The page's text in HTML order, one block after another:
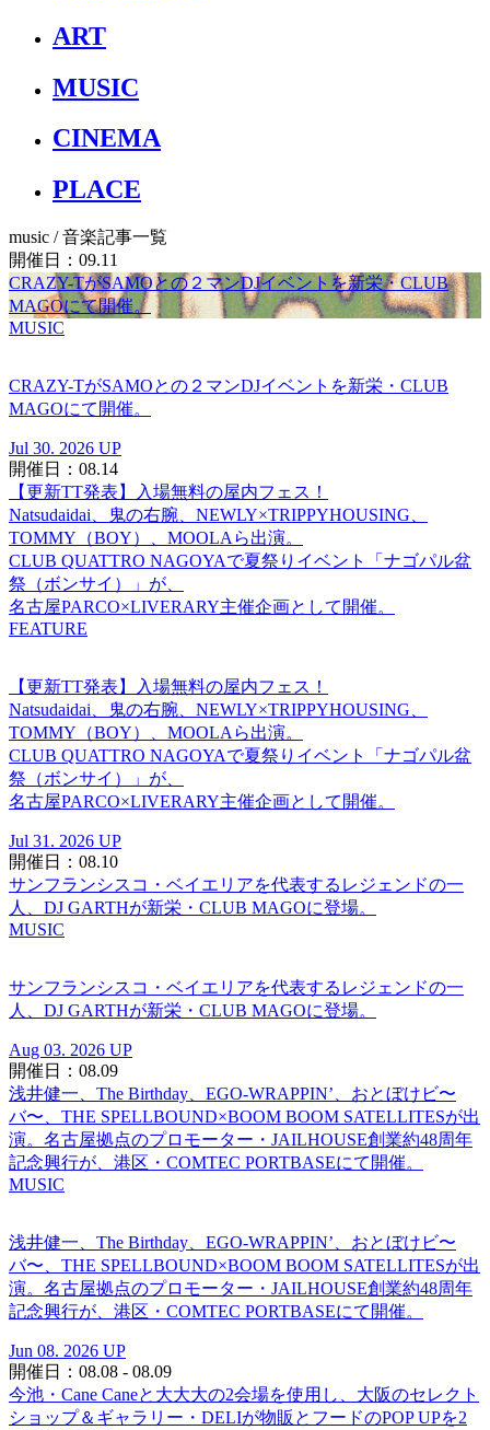
ART
MUSIC
CINEMA
PLACE
music / 音楽記事一覧
開催日：09.11
CRAZY-TがSAMOとの２マンDJイベントを新栄・CLUB
MAGOにて開催。
MUSIC
CRAZY-TがSAMOとの２マンDJイベントを新栄・CLUB
MAGOにて開催。
Jul 30. 2026 UP
開催日：08.14
【更新TT発表】入場無料の屋内フェス！
Natsudaidai、鬼の右腕、NEWLY×TRIPPYHOUSING、
TOMMY（BOY）、MOOLAら出演。
CLUB QUATTRO NAGOYAで夏祭りイベント「ナゴパル盆
祭（ボンサイ）」が、
名古屋PARCO×LIVERARY主催企画として開催。
FEATURE
【更新TT発表】入場無料の屋内フェス！
Natsudaidai、鬼の右腕、NEWLY×TRIPPYHOUSING、
TOMMY（BOY）、MOOLAら出演。
CLUB QUATTRO NAGOYAで夏祭りイベント「ナゴパル盆
祭（ボンサイ）」が、
名古屋PARCO×LIVERARY主催企画として開催。
Jul 31. 2026 UP
開催日：08.10
サンフランシスコ・ベイエリアを代表するレジェンドの一
人、DJ GARTHが新栄・CLUB MAGOに登場。
MUSIC
サンフランシスコ・ベイエリアを代表するレジェンドの一
人、DJ GARTHが新栄・CLUB MAGOに登場。
Aug 03. 2026 UP
開催日：08.09
浅井健一、The Birthday、EGO-WRAPPIN’、おとぼけビ〜
バ〜、THE SPELLBOUND×BOOM BOOM SATELLITESが出
演。名古屋拠点のプロモーター・JAILHOUSE創業約48周年
記念興行が、港区・COMTEC PORTBASEにて開催。
MUSIC
浅井健一、The Birthday、EGO-WRAPPIN’、おとぼけビ〜
バ〜、THE SPELLBOUND×BOOM BOOM SATELLITESが出
演。名古屋拠点のプロモーター・JAILHOUSE創業約48周年
記念興行が、港区・COMTEC PORTBASEにて開催。
Jun 08. 2026 UP
開催日：08.08 - 08.09
今池・Cane Caneと大大大の2会場を使用し、大阪のセレクト
ショップ＆ギャラリー・DELIが物販とフードのPOP UPを2